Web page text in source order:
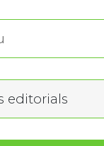
editorials